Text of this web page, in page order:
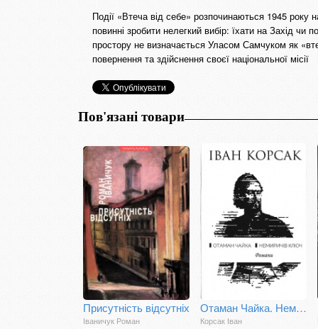
Події «Втеча від себе» розпочинаються 1945 року
повинні зробити нелегкий вибір: їхати на Захід чи
простору не визначається Уласом Самчуком як
повернення та здійснення своєї національної місії
Пов'язані товари
Присутність відсутніх
Іваничук Роман
Отаман Чайка. Немиричів ключ
Корсак Іван